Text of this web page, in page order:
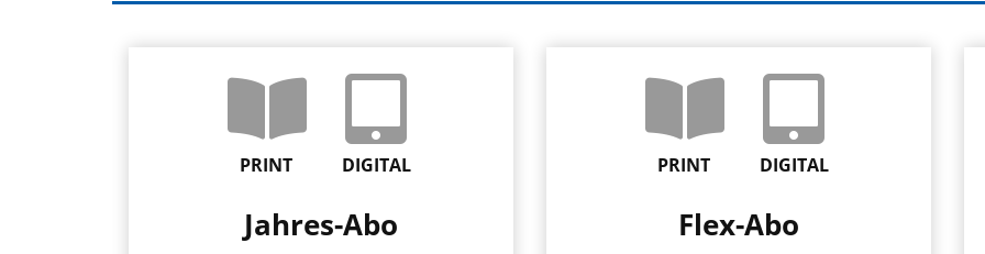
PRINT DIGITAL
Jahres-Abo
PRINT DIGITAL
Flex-Abo